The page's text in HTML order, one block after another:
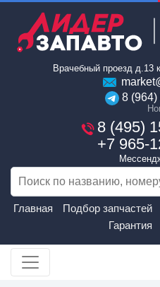
Врачебный проезд д.13
8 (964)
8 (495)
+7 965-
Главная Подбор запчастей
Гарантия